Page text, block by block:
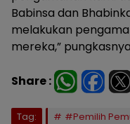
Babinsa dan
melakukan
mereka,”
Share :
Tag: #Pemilih